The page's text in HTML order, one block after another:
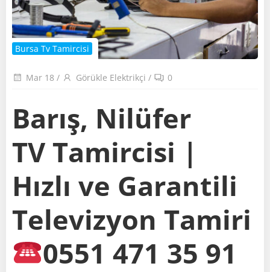
Bursa Tv Tamircisi
Mar 18 / Görükle Elektrikçi / 0
Barış, Nilüfer
TV Tamircisi |
Hızlı ve Garantili
Televizyon Tamiri
0551 471 35 91